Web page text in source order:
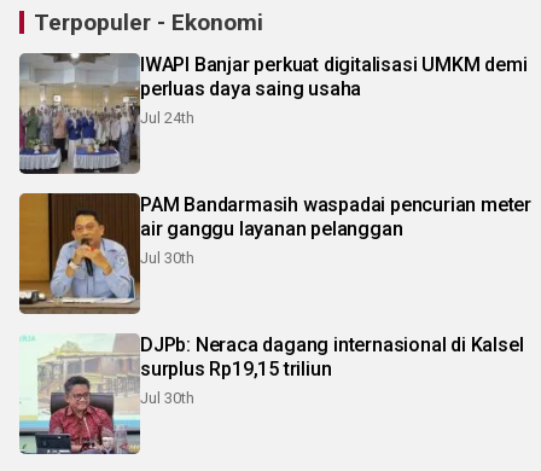
Terpopuler - Ekonomi
IWAPI Banjar perkuat digitalisasi UMKM demi
perluas daya saing usaha
Jul 24th
PAM Bandarmasih waspadai pencurian meter
air ganggu layanan pelanggan
Jul 30th
DJPb: Neraca dagang internasional di Kalsel
surplus Rp19,15 triliun
Jul 30th